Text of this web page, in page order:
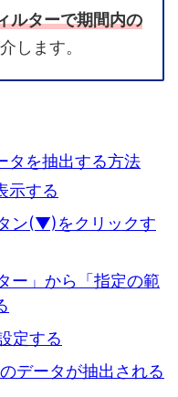
ルターで期間内の
します。
タを抽出する方法
示する
ン(▼)をクリックす
ー」から「指定の範
定する
データが抽出される